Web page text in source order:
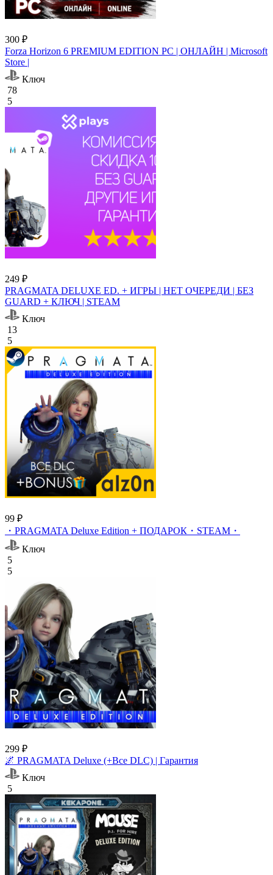
300 ₽
Forza Horizon 6 PREMIUM EDITION PC | ОНЛАЙН | Microsoft
Store |
Ключ
78
5
249 ₽
PRAGMATA DELUXE ED. + ИГРЫ | НЕТ ОЧЕРЕДИ | БЕЗ
GUARD + КЛЮЧ | STEAM
Ключ
13
5
99 ₽
・PRAGMATA Deluxe Edition + ПОДАРОК・STEAM・
Ключ
5
5
299 ₽
🌌 PRAGMATA Deluxe (+Все DLC) | Гарантия
Ключ
5